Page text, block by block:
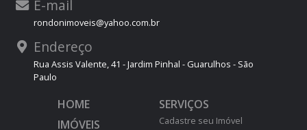
E-mail
rondonimoveis@yahoo.com.br
Endereço
Rua Assis Valente, 41 - Jardim Pinhal - Guarulhos - São
Paulo
HOME
IMÓVEIS
SERVIÇOS
Cadastre seu Imóvel